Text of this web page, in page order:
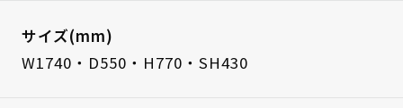
サイズ(mm)
W1740・D550・H770・SH430